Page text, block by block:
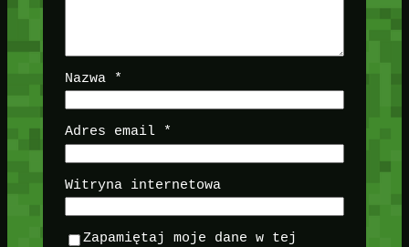
Nazwa *
Adres email *
Witryna internetowa
Zapamiętaj moje dane w tej